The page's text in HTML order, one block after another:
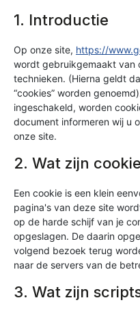
1. Introductie
Op onze site, https://
wordt gebruikgemaakt van
technieken. (Hierna geldt
“cookies” worden
ingeschakeld, worden
document informeren wij u
onze site.
2. Wat zijn
Een cookie is een klein
pagina's van deze site
op de harde schijf van je
opgeslagen. De daarin
volgend bezoek terug
naar de servers van de
3. Wat zijn